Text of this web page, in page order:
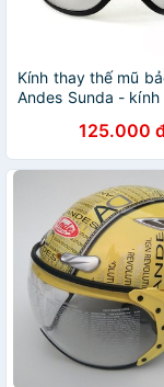
Kính thay thế mũ
Andes Sunda - kính
125.000